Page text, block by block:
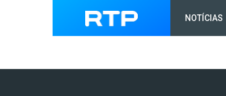
NOTÍCIAS